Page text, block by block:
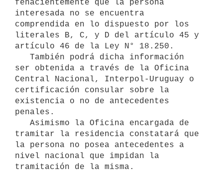
fehacientemente que la persona
interesada no se encuentra
comprendida en lo dispuesto por los
literales B, C, y D del artículo 45 y
artículo 46 de la Ley N° 18.250.
ser obtenida a través de la Oficina
Central Nacional, Interpol-Uruguay o
certificación consular sobre la
existencia o no de antecedentes
penales.
tramitar la residencia constatará que
la persona no posea antecedentes a
nivel nacional que impidan la